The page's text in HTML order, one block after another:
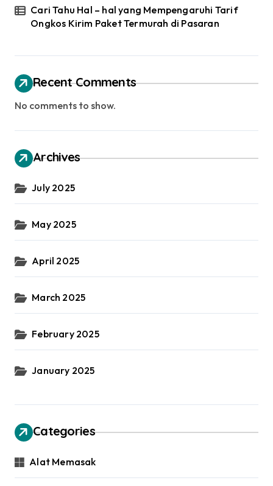
Cari Tahu Hal – hal yang Mempengaruhi Tarif
Ongkos Kirim Paket Termurah di Pasaran
Recent Comments
No comments to show.
Archives
July 2025
May 2025
April 2025
March 2025
February 2025
January 2025
Categories
Alat Memasak